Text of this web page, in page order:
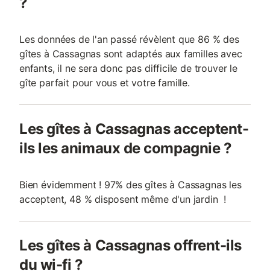
Les données de l'an passé révèlent que 86 % des
gîtes à Cassagnas sont adaptés aux familles avec
enfants, il ne sera donc pas difficile de trouver le
gîte parfait pour vous et votre famille.
Les gîtes à Cassagnas acceptent-
ils les animaux de compagnie ?
Bien évidemment ! 97% des gîtes à Cassagnas les
acceptent, 48 % disposent même d'un jardin !
Les gîtes à Cassagnas offrent-ils
du wi-fi ?